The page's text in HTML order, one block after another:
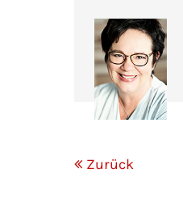
Zurück